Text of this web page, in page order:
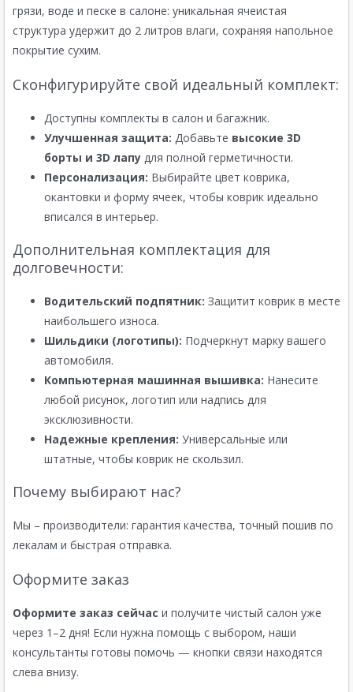
грязи, воде и песке в салоне: уникальная ячеистая
структура удержит до 2 литров влаги, сохраняя напольное
покрытие сухим.
Сконфигурируйте свой идеальный комплект:
Доступны комплекты в салон и багажник.
Улучшенная защита: Добавьте высокие 3D
борты и 3D лапу для полной герметичности.
Персонализация: Выбирайте цвет коврика,
окантовки и форму ячеек, чтобы коврик идеально
вписался в интерьер.
Дополнительная комплектация для
долговечности:
Водительский подпятник: Защитит коврик в месте
наибольшего износа.
Шильдики (логотипы): Подчеркнут марку вашего
автомобиля.
Компьютерная машинная вышивка: Нанесите
любой рисунок, логотип или надпись для
эксклюзивности.
Надежные крепления: Универсальные или
штатные, чтобы коврик не скользил.
Почему выбирают нас?
Мы – производители: гарантия качества, точный пошив по
лекалам и быстрая отправка.
Оформите заказ
Оформите заказ сейчас и получите чистый салон уже
через 1–2 дня! Если нужна помощь с выбором, наши
консультанты готовы помочь — кнопки связи находятся
слева внизу.